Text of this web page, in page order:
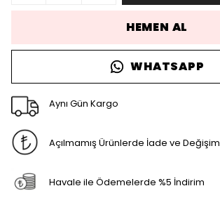
HEMEN AL
WHATSAPP
Aynı Gün Kargo
Açılmamış Ürünlerde İade ve Değişim
Havale ile Ödemelerde %5 İndirim